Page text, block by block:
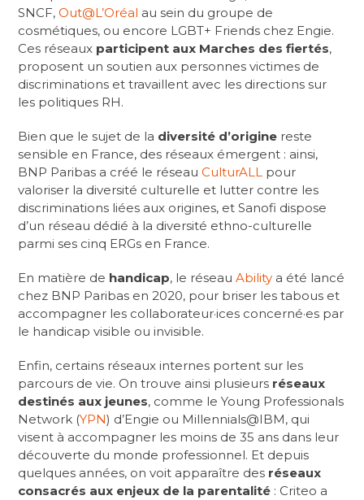
SNCF, Out@L’Oréal au sein du groupe de
cosmétiques, ou encore LGBT+ Friends chez Engie.
Ces réseaux participent aux Marches des fiertés,
proposent un soutien aux personnes victimes de
discriminations et travaillent avec les directions sur
les politiques RH.
Bien que le sujet de la diversité d’origine reste
sensible en France, des réseaux émergent : ainsi,
BNP Paribas a créé le réseauCulturALL pour
valoriser la diversité culturelle et lutter contre les
discriminations liées aux origines, et Sanofi dispose
d’un réseau dédié à la diversité ethno-culturelle
parmi ses cinq ERGs en France.
En matière de handicap, le réseauAbility a été lancé
chez BNP Paribas en 2020, pour briser les tabous et
accompagner les collaborateur·ices concerné·es par
le handicap visible ou invisible.
Enfin, certains réseaux internes portent sur les
parcours de vie. On trouve ainsi plusieurs réseaux
destinés aux jeunes, comme le Young Professionals
Network (YPN) d’Engie ou Millennials@IBM, qui
visent à accompagner les moins de 35 ans dans leur
découverte du monde professionnel. Et depuis
quelques années, on voit apparaître des réseaux
consacrés aux enjeux de la parentalité : Criteo a